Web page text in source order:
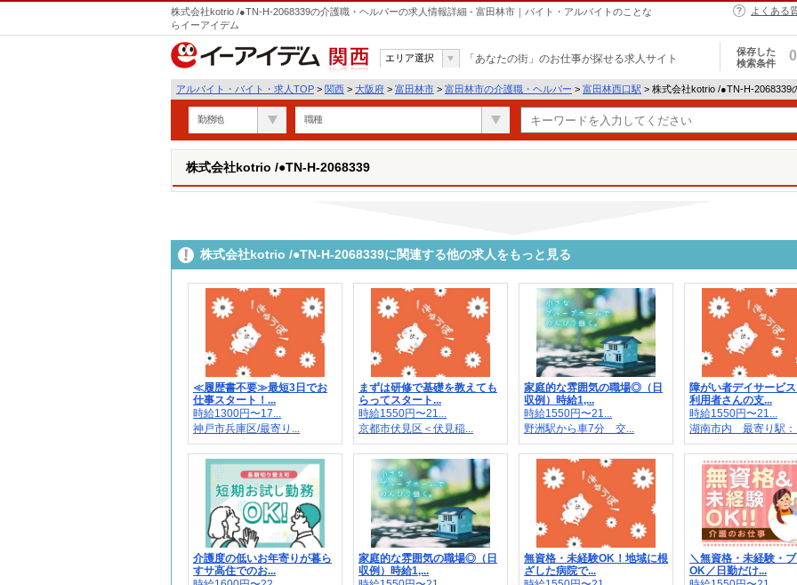
株式会社kotrio /●TN-H-2068339の介護職・ヘルパーの求人情報詳細 - 富田林市｜バイト・アルバイトのことな
らイーアイデム
よくある
関西
エリア選択 「あなたの街」のお仕事が探せる求人サイト
保存した
検索条件
0
アルバイト・バイト・求人TOP > 関西 > 大阪府 > 富田林市 > 富田林市の介護職・ヘルパー > 富田林西口駅 > 株式会社kotrio /●TN-H-2068339
勤務地 職種
株式会社kotrio /●TN-H-2068339
株式会社kotrio /●TN-H-2068339に関連する他の求人をもっと見る
≪履歴書不要≫最短3日でお
仕事スタート！...
時給1300円〜17...
神戸市兵庫区/最寄り...
まずは研修で基礎を教えても
らってスタート...
時給1550円〜21...
京都市伏見区＜伏見稲...
家庭的な雰囲気の職場◎（日
収例）時給1,...
時給1550円〜21...
野洲駅から車7分 交...
障がい者デイサービ
利用者さんの支...
時給1550円〜21...
湖南市内 最寄り駅：
介護度の低いお年寄りが暮ら
すサ高住でのお...
家庭的な雰囲気の職場◎（日
収例）時給1,...
無資格・未経験OK！地域に根
ざした病院で...
＼無資格・未経験・
OK／日勤だけ...